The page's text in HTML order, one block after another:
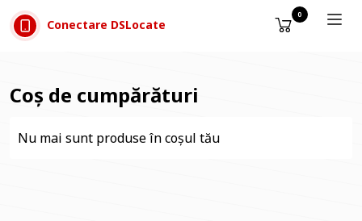
Sari la conținut
Conectare DSLocate
0
Coș de cumpărături
Nu mai sunt produse în coșul tău